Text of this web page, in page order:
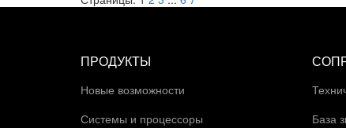
ПРОДУКТЫ
Новые возможности
Системы и процессоры
База